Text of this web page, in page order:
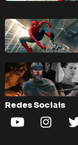
Redes Sociais